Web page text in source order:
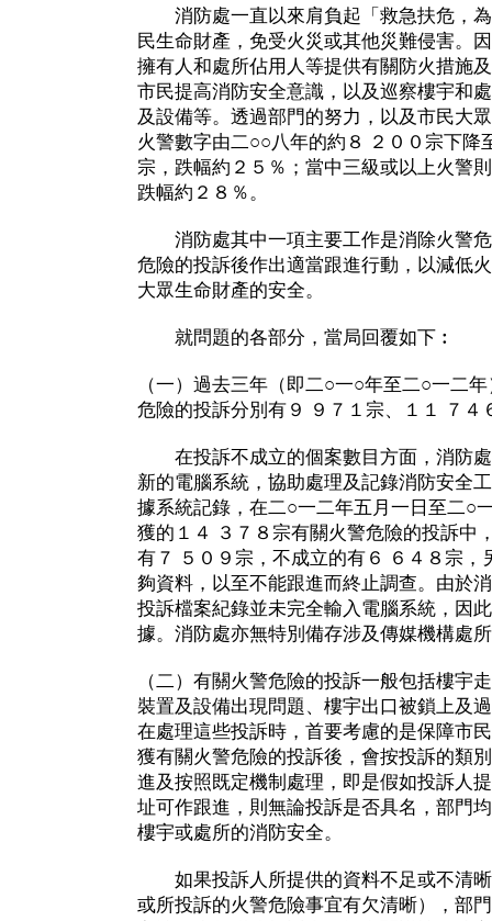
消防處一直以來肩負起「救急扶危，為
民生命財產，免受火災或其他災難侵害。
擁有人和處所佔用人等提供有關防火措施
市民提高消防安全意識，以及巡察樓宇和
及設備等。透過部門的努力，以及市民大
火警數字由二○○八年的約８ ２００宗下降
宗，跌幅約２５％；當中三級或以上火警
跌幅約２８％。
消防處其中一項主要工作是消除火警危
危險的投訴後作出適當跟進行動，以減低
大眾生命財產的安全。
就問題的各部分，當局回覆如下︰
（一）過去三年（即二○一○年至二○一二
危險的投訴分別有９ ９７１宗、１１ ７４
在投訴不成立的個案數目方面，消防處
新的電腦系統，協助處理及記錄消防安全
據系統記錄，在二○一二年五月一日至二○
獲的１４ ３７８宗有關火警危險的投訴中
有７ ５０９宗，不成立的有６ ６４８宗，
夠資料，以至不能跟進而終止調查。由於
投訴檔案紀錄並未完全輸入電腦系統，因
據。消防處亦無特別備存涉及傳媒機構處
（二）有關火警危險的投訴一般包括樓宇
裝置及設備出現問題、樓宇出口被鎖上及
在處理這些投訴時，首要考慮的是保障市
獲有關火警危險的投訴後，會按投訴的類
進及按照既定機制處理，即是假如投訴人
址可作跟進，則無論投訴是否具名，部門
樓宇或處所的消防安全。
如果投訴人所提供的資料不足或不清晰
或所投訴的火警危險事宜有欠清晰），部